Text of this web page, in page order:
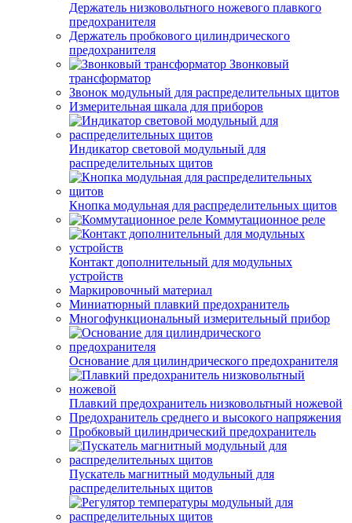
Держатель низковольтного ножевого плавкого
предохранителя
Держатель пробкового цилиндрического
предохранителя
Звонковый
трансформатор
Звонок модульный для распределительных щитов
Измерительная шкала для приборов
Индикатор световой модульный для
распределительных щитов
Кнопка модульная для распределительных щитов
Коммутационное реле
Контакт дополнительный для модульных
устройств
Маркировочный материал
Миниатюрный плавкий предохранитель
Многофункциональный измерительный прибор
Основание для цилиндрического предохранителя
Плавкий предохранитель низковольтный ножевой
Предохранитель среднего и высокого напряжения
Пробковый цилиндрический предохранитель
Пускатель магнитный модульный для
распределительных щитов